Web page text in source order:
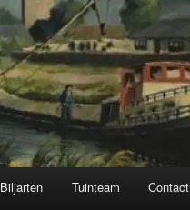
Biljarten Tuinteam Contact